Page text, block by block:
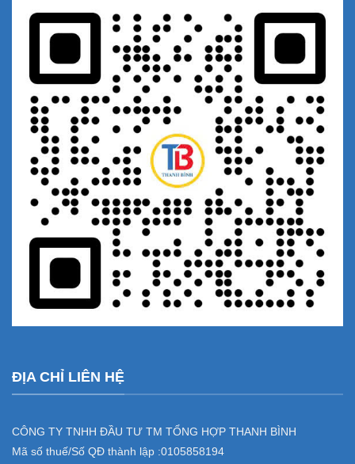
ĐỊA CHỈ LIÊN HỆ
CÔNG TY TNHH ĐẦU TƯ TM TỔNG HỢP THANH BÌNH
Mã số thuế/Số QĐ thành lập :0105858194